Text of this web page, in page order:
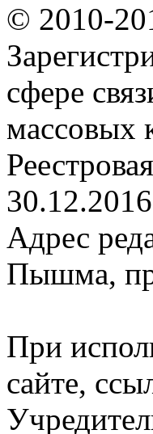
© 2010-
сфере
массовых
Адрес
Пышма,
При
сайте,